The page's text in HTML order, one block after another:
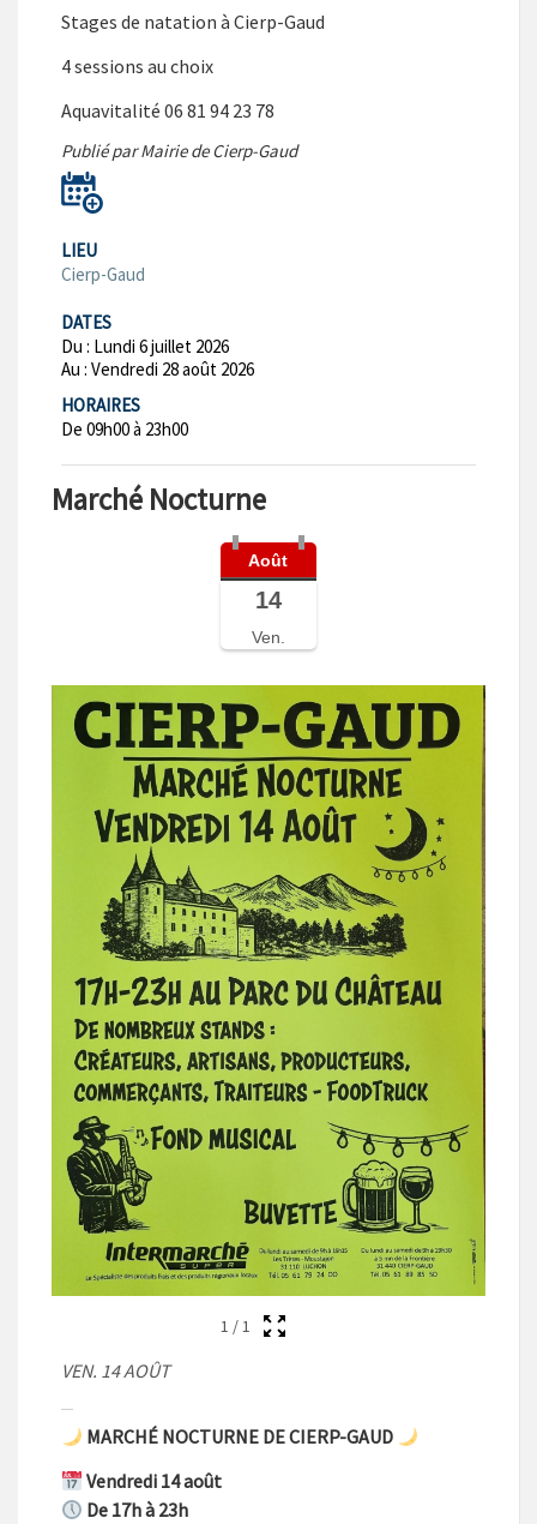
Stages de natation à Cierp-Gaud
4 sessions au choix
Aquavitalité 06 81 94 23 78
Publié par Mairie de Cierp-Gaud
LIEU
Cierp-Gaud
DATES
Du : Lundi 6 juillet 2026
Au : Vendredi 28 août 2026
HORAIRES
De 09h00 à 23h00
Marché Nocturne
Août
14
Ven.
1 /1
VEN. 14 AOÛT
MARCHÉ NOCTURNE DE CIERP-GAUD
Vendredi 14 août
De 17h à 23h